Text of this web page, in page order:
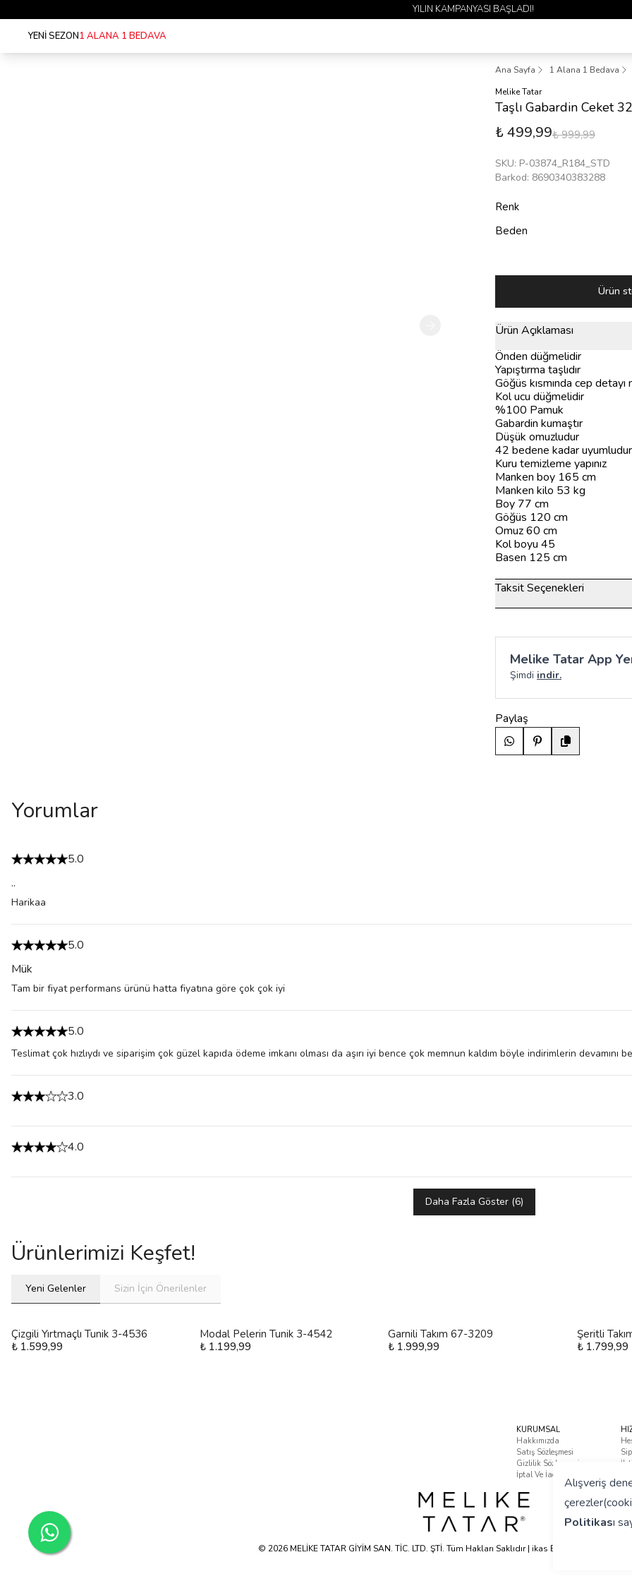
Alışveriş
Politikası
1 ALANA 1 BEDAVA YAYINDA 🎉
YENİ SEZON1 ALANA 1 BEDAVA
Ana Sayfa 1 Alana 1 Bedava
Melike Tatar
Taşlı Gabardin Ceket
₺ 499,99₺ 999,99
SKU: P-03874_R184_STD
Barkod: 8690340383288
Renk
Beden
Ürün
Ürün Açıklaması
Önden düğmelidir
Yapıştırma taşlıdır
Göğüs kısmında cep
Kol ucu düğmelidir
%100 Pamuk
Gabardin kumaştır
Düşük omuzludur
42 bedene kadar uyumludur
Kuru temizleme yapınız
Manken boy 165 cm
Manken kilo 53 kg
Boy 77 cm
Göğüs 120 cm
Omuz 60 cm
Kol boyu 45
Basen 125 cm
Taksit Seçenekleri
Melike Tatar App
Şimdi indir.
Paylaş
Yorumlar
5.0
..
Harikaa
5.0
Mük
Tam bir fiyat performans ürünü hatta fiyatına göre çok çok iyi
5.0
Teslimat çok hızlıydı ve siparişim çok güzel kapıda ödeme imkanı olması da aşırı iyi bence çok memnun kaldım böyle indirimlerin devamını
3.0
4.0
Daha Fazla Göster(6)
Ürünlerimizi Keşfet!
Yeni Gelenler Sizin İçin Önerilenler
Çizgili Yırtmaçlı Tunik 3-4536
₺ 1.599,99
Modal Pelerin Tunik 3-4542
₺ 1.199,99
Garnili Takım 67-3209
₺ 1.999,99
Şeritli
₺ 1.799,99
KURUMSAL
Hakkımızda
Satış Sözleşmesi
Gizlilik Sözleşmesi
İptal Ve İade Koşulları
© 2026 MELİKE TATAR GİYİM SAN. TİC. LTD. ŞTİ. Tüm Hakları Saklıdır | ikas E-ticaret Altyapısyla